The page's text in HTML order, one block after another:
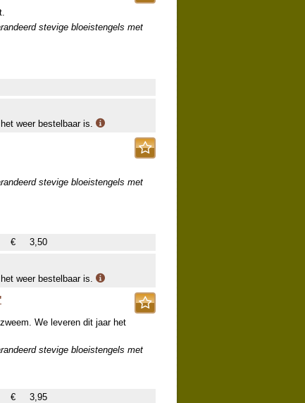
stevige bloeistengels met
weer bestelbaar is.
stevige bloeistengels met
€
3,50
weer bestelbaar is.
We leveren dit jaar het
stevige bloeistengels met
€
3,95